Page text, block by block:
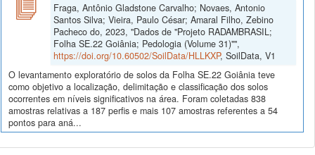
Fraga, Antônio Gladstone Carvalho; Novaes, Antonio
Santos Silva; Vieira, Paulo César; Amaral Filho, Zebino
Pacheco do, 2023, "Dados de "Projeto RADAMBRASIL;
Folha SE.22 Goiânia; Pedologia (Volume 31)"",
https://doi.org/10.60502/SoilData/HLLKXP, SoilData, V1
O levantamento exploratório de solos da Folha SE.22 Goiânia teve
como objetivo a localização, delimitação e classificação dos solos
ocorrentes em níveis significativos na área. Foram coletadas 838
amostras relativas a 187 perfis e mais 107 amostras referentes a 54
pontos para aná...